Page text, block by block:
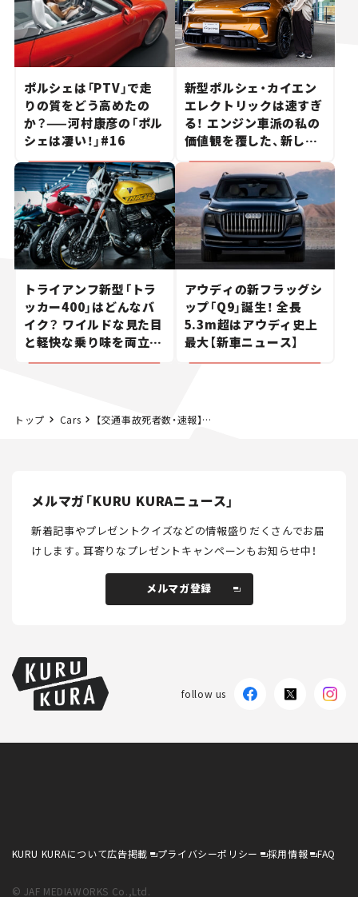
ポルシェは「PTV」で走
りの質をどう高めたの
か？——河村康彦の「ポル
シェは凄い！」#16
新型ポルシェ・カイエン
エレクトリックは速すぎ
る！ エンジン車派の私の
価値観を覆した、新しい
ポルシェの走り。
トライアンフ新型「トラ
ッカー400」はどんなバ
イク？ ワイルドな見た目
と軽快な乗り味を両立し
た400ccフラットトラッ
アウディの新フラッグシ
ップ「Q9」誕生！ 全長
5.3m超はアウディ史上
最大【新車ニュース】
トップ Cars 【交通事故死者数・速報】2017年の飲酒死亡事故、200件を下回れず！
メルマガ「KURU KURAニュース」
新着記事やプレゼントクイズなどの情報盛りだくさんでお届
けします。耳寄りなプレゼントキャンペーンもお知らせ中！
メルマガ登録
follow us
KURU KURAについて広告掲載 プライバシーポリシー 採用情報 FAQ
© JAF MEDIAWORKS Co.,Ltd.